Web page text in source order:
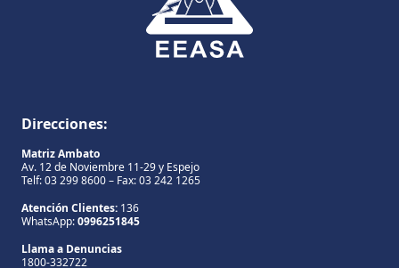
Direcciones:
Matriz Ambato
Av. 12 de Noviembre 11-29 y Espejo
Telf: 03 299 8600 – Fax: 03 242 1265
Atención Clientes: 136
WhatsApp:0996251845
Llama a Denuncias
1800-332722